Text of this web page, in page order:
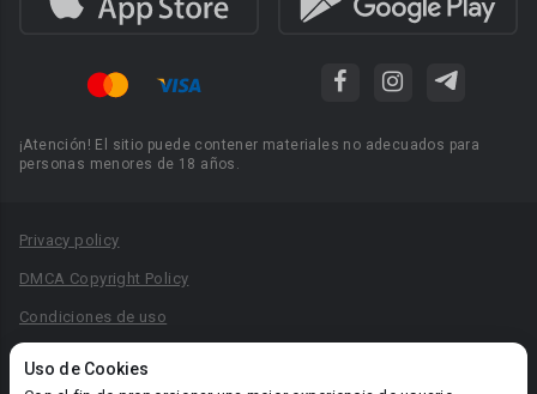
Uso de Cookies
¡Atención! El sitio puede contener materiales no adecuados para
personas menores de 18 años.
Privacy policy
DMCA Copyright Policy
Condiciones de uso